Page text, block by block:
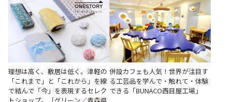
理想は高く、敷居は低く。津軽の
「これまで」と「これから」を線
で結んで「今」を表現するセレク
併設カフェも人気！世界が注目す
る工芸品を学んで・触れて・体験
できる「BUNACO西目屋工場」